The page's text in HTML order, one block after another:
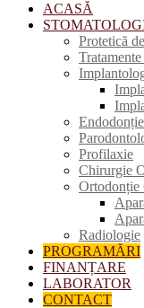
ACASĂ
Protetică
Endodonție
Profilaxie
Chirurgie
Ortodonție
Radiologie
PROGRAMĂRI
FINANȚARE
LABORATOR
CONTACT